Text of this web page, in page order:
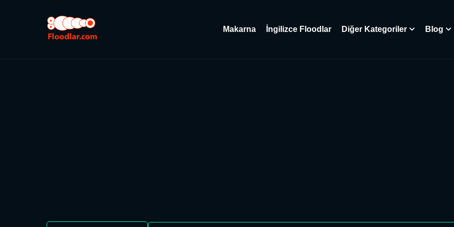
Makarna İngilizce Floodlar Diğer Kategoriler Blog